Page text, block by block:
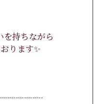
を持ちながら
ります✨